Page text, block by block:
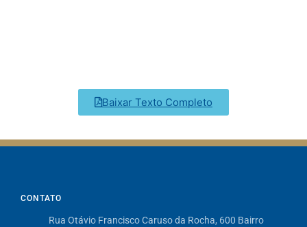
Baixar Texto Completo
CONTATO
Rua Otávio Francisco Caruso da Rocha, 600 Bairro